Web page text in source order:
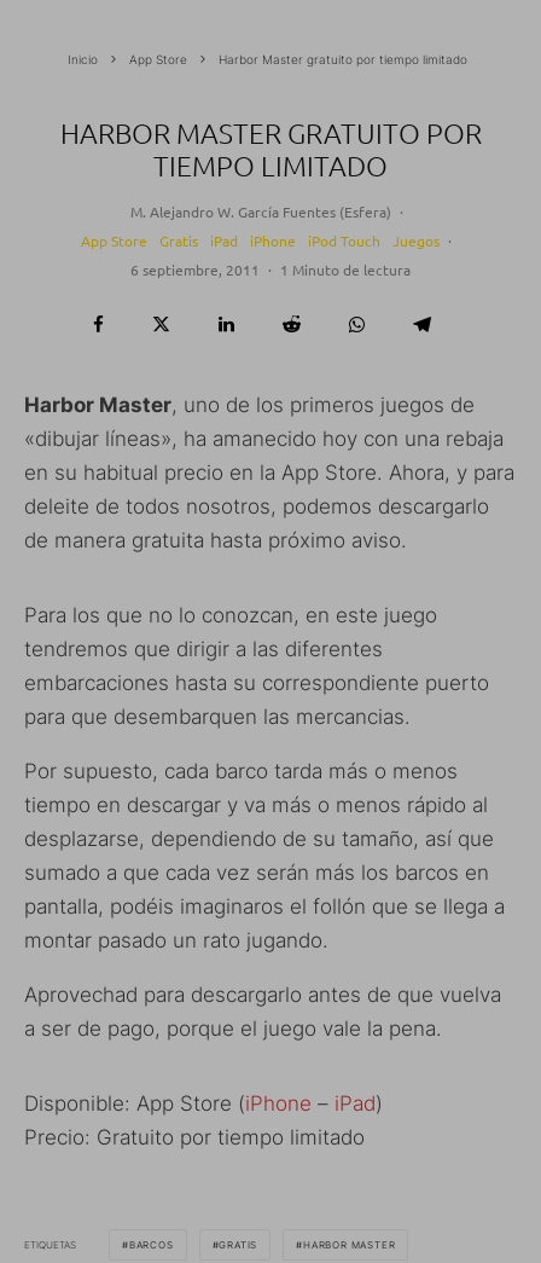
Inicio App Store Harbor Master gratuito por tiempo limitado
HARBOR MASTER GRATUITO POR
TIEMPO LIMITADO
M. Alejandro W. García Fuentes (Esfera) ·
App Store
Gratis iPad iPhone iPod Touch Juegos ·
6 septiembre, 2011
· 1 Minuto de lectura
Harbor Master, uno de los primeros juegos de
«dibujar líneas», ha amanecido hoy con una rebaja
en su habitual precio en la App Store. Ahora, y para
deleite de todos nosotros, podemos descargarlo
de manera gratuita hasta próximo aviso.
Para los que no lo conozcan, en este juego
tendremos que dirigir a las diferentes
embarcaciones hasta su correspondiente puerto
para que desembarquen las mercancias.
Por supuesto, cada barco tarda más o menos
tiempo en descargar y va más o menos rápido al
desplazarse, dependiendo de su tamaño, así que
sumado a que cada vez serán más los barcos en
pantalla, podéis imaginaros el follón que se llega a
montar pasado un rato jugando.
Aprovechad para descargarlo antes de que vuelva
a ser de pago, porque el juego vale la pena.
Disponible: App Store (iPhone – iPad)
Precio: Gratuito por tiempo limitado
ETIQUETAS BARCOS GRATIS HARBOR MASTER